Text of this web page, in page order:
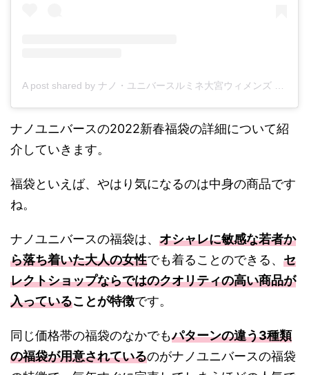
ナノユニバースの2022新春福袋の詳細について紹
介していきます。
福袋といえば、やはり気になるのは中身の商品です
ね。
ナノユニバースの福袋は、 オシャレに敏感な若者か
ら落ち着いた大人の女性でも着ることのできる、 セ
レクトショップならではのクオリティの高い商品が
入っていることが特徴です。
同じ価格帯の福袋のなかでもパターンの違う3種類
の福袋が用意されているのがナノユニバースの福袋